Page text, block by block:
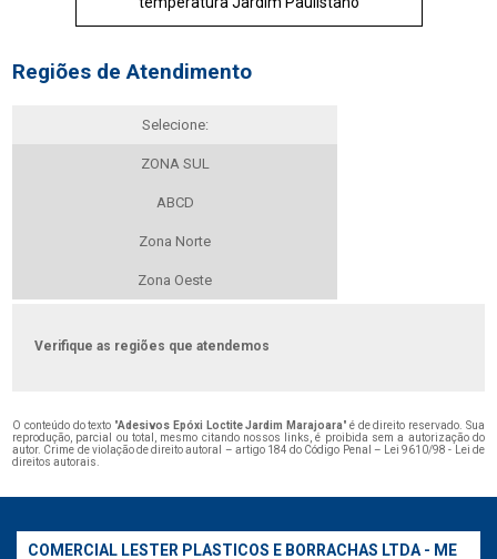
Regiões de Atendimento
Selecione:
ZONA SUL
ABCD
Zona Norte
Zona Oeste
Verifique as regiões que atendemos
O conteúdo do texto "Adesivos Epóxi Loctite Jardim Marajoara" é de direito reservado. Sua
reprodução, parcial ou total, mesmo citando nossos links, é proibida sem a autorização do
autor. Crime de violação de direito autoral – artigo 184 do Código Penal –
Lei 9610/98 - Lei de
direitos autorais
COMERCIAL LESTER PLASTICOS E BORRACHAS LTDA - ME